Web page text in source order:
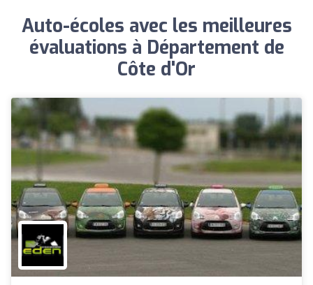
Auto-écoles avec les meilleures
évaluations à Département de
Côte d'Or